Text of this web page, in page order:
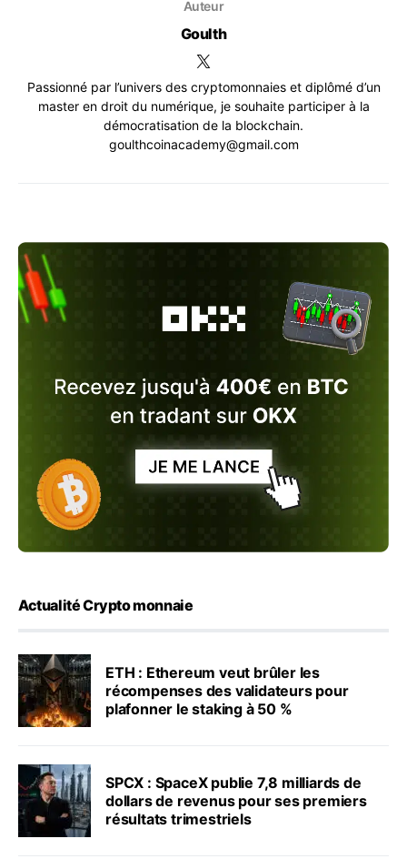
Auteur
Goulth
Passionné par l’univers des cryptomonnaies et diplômé d’un
master en droit du numérique, je souhaite participer à la
démocratisation de la blockchain.
goulthcoinacademy@gmail.com
Actualité Crypto monnaie
ETH : Ethereum veut brûler les
récompenses des validateurs pour
plafonner le staking à 50 %
SPCX : SpaceX publie 7,8 milliards de
dollars de revenus pour ses premiers
résultats trimestriels